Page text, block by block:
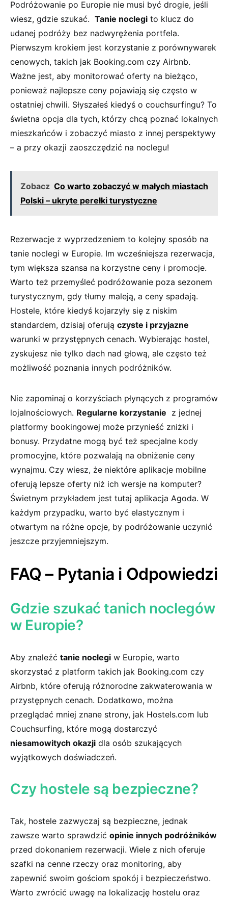
Podróżowanie po Europie nie musi być ⁢drogie, jeśli
wiesz, gdzie ‌szukać. ‌ Tanie noclegi to klucz do
udanej podróży ​bez ⁣nadwyrężenia portfela.
Pierwszym‌ krokiem jest korzystanie z porównywarek
cenowych, takich jak ​Booking.com czy Airbnb.
Ważne ⁤jest, aby monitorować oferty na bieżąco,
ponieważ ‍najlepsze ceny pojawiają się często w
⁤ostatniej chwili. Słyszałeś kiedyś o couchsurfingu? To
świetna opcja dla⁣ tych,​ którzy chcą poznać lokalnych
mieszkańców i zobaczyć⁣ miasto z innej perspektywy
⁣– a przy okazji zaoszczędzić na noclegu!
Zobacz Co warto zobaczyć w małych miastach
Polski – ukryte perełki turystyczne
Rezerwacje z wyprzedzeniem to kolejny sposób na⁢
tanie noclegi w​ Europie. ⁤Im wcześniejsza rezerwacja,⁤
tym większa szansa na⁣ korzystne ceny i ‍promocje.
⁣Warto ​też przemyśleć podróżowanie poza sezonem
turystycznym, gdy tłumy maleją, a ceny spadają.
Hostele, które kiedyś kojarzyły ⁢się ⁤z niskim
standardem, dzisiaj oferują czyste ⁤i przyjazne
warunki‌ w przystępnych ⁢cenach. Wybierając hostel,
zyskujesz nie tylko dach nad ⁤głową,​ ale często też
‍możliwość poznania innych podróżników.
Nie zapominaj o korzyściach płynących z programów
lojalnościowych. Regularne​ korzystanie ⁤ z ⁣jednej
platformy bookingowej może przynieść zniżki i
bonusy. Przydatne‌ mogą ‌być też ⁢specjalne kody
promocyjne,⁤ które pozwalają na obniżenie ceny
wynajmu. Czy wiesz,⁢ że niektóre aplikacje mobilne
oferują‌ lepsze oferty‍ niż⁤ ich wersje na komputer?
Świetnym przykładem jest tutaj aplikacja Agoda. W
każdym przypadku, warto być ‍elastycznym ⁢i
otwartym⁢ na różne⁣ opcje, by podróżowanie uczynić
jeszcze przyjemniejszym.
FAQ –‍ Pytania i Odpowiedzi
Gdzie szukać tanich noclegów
w Europie?
Aby znaleźć tanie noclegi w Europie,⁢ warto
skorzystać z platform⁣ takich jak Booking.com czy
Airbnb, ⁤które ⁢oferują różnorodne zakwaterowania w‌
przystępnych ‍cenach. Dodatkowo, można
przeglądać mniej znane strony, jak Hostels.com lub
⁤Couchsurfing, które mogą dostarczyć
niesamowitych ⁣okazji dla⁣ osób szukających
‍wyjątkowych⁤ doświadczeń.
Czy⁤ hostele są bezpieczne?
Tak,⁣ hostele⁣ zazwyczaj są bezpieczne, ⁢jednak⁤
zawsze warto sprawdzić opinie innych podróżników
przed dokonaniem rezerwacji. Wiele⁣ z nich oferuje
szafki na cenne rzeczy oraz ⁤monitoring, aby
zapewnić swoim gościom⁢ spokój i bezpieczeństwo.​
Warto zwrócić uwagę na lokalizację hostelu oraz